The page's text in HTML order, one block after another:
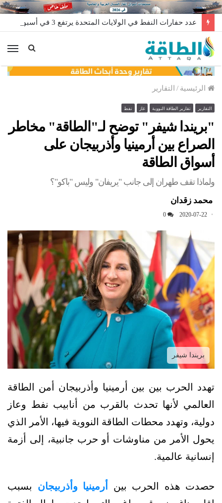
عدد حفارات النفط في الولايات المتحدة يرتفع 3 في أسبوع
الرئيسية / التقارير
التقارير تقارير الطاقة النووية غاز نفط
"بريندا شيفر" توضح لـ"الطاقة" مخاطر
الصراع بين أرمينيا وأذربيجان على
أسواق الطاقة
ولماذا تقف طهران إلى جانب "يريفان" وليس "باكو"؟
محمد زقدان
2020-07-22
0
بريندا شيفر
تهدد الحرب بين بين أرمينيا وأذربيجان أمن الطاقة
العالمي لأنها تحدث بالقرب من أنابيب نفط وعاز
دولية، وتهدد محطات الطاقة النووية فيها، الأمر الذي
يحول الأمر من مناوشات أو حرب جانبية، إلى أزمة
إنسانية عالمية.
حصدت هذه الحرب بين أرمينيا وأذربيجان بسبب